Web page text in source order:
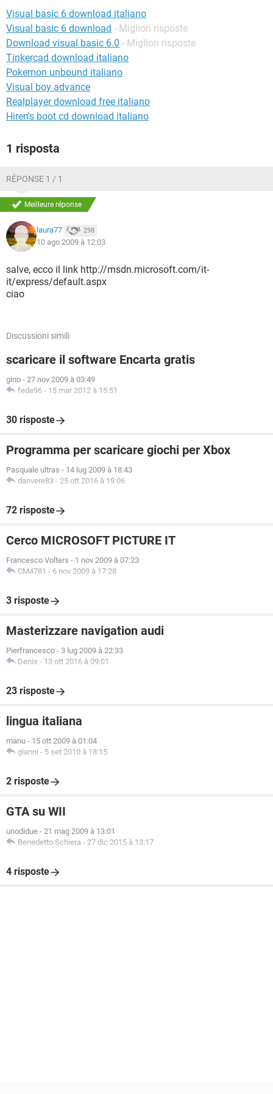
HARDWARE
Visual basic 6 download italiano
Visual basic 6 download - Migliori risposte
Download visual basic 6.0 - Migliori risposte
Tinkercad download italiano
Pokemon unbound italiano
Visual boy advance
Realplayer download free italiano
Hiren's boot cd download italiano
1 risposta
RÉPONSE 1 / 1
Meilleure réponse
laura77 298
10 ago 2009 à 12:03
salve, ecco il link http://msdn.microsoft.com/it-
it/express/default.aspx
ciao
Discussioni simili
scaricare il software Encarta gratis
gino - 27 nov 2009 à 03:49
fede96 - 15 mar 2012 à 15:51
30 risposte
Programma per scaricare giochi per Xbox
Pasquale ultras - 14 lug 2009 à 18:43
danvere83 - 25 ott 2016 à 19:06
72 risposte
Cerco MICROSOFT PICTURE IT
Francesco Volters - 1 nov 2009 à 07:23
CM4781 - 6 nov 2009 à 17:28
3 risposte
Masterizzare navigation audi
Pierfrancesco - 3 lug 2009 à 22:33
Denis - 13 ott 2016 à 09:01
23 risposte
lingua italiana
manu - 15 ott 2009 à 01:04
gianni - 5 set 2010 à 18:15
2 risposte
GTA su WII
unodidue - 21 mag 2009 à 13:01
Benedetto Schiera - 27 dic 2015 à 13:17
4 risposte